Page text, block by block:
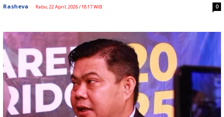
Rasheva - Rabu, 22 April, 2026 / 18:17 WIB 0